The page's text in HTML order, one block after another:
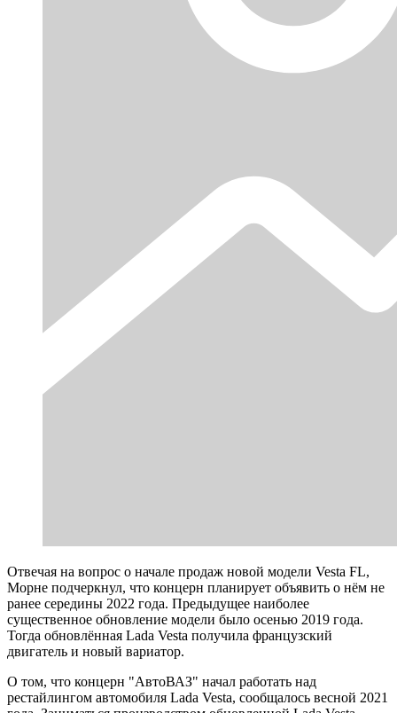
Отвечая на вопрос о начале продаж новой модели Vesta FL,
Морне подчеркнул, что концерн планирует объявить о нём не
ранее середины 2022 года. Предыдущее наиболее
существенное обновление модели было осенью 2019 года.
Тогда обновлённая Lada Vesta получила французский
двигатель и новый вариатор.
О том, что концерн "АвтоВАЗ" начал работать над
рестайлингом автомобиля Lada Vesta, сообщалось весной 2021